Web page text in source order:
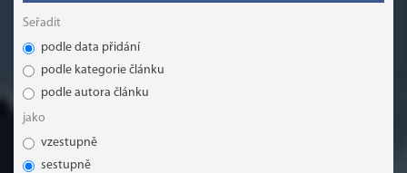
Seřadit
podle data přidání
podle kategorie článku
podle autora článku
jako
vzestupně
sestupně